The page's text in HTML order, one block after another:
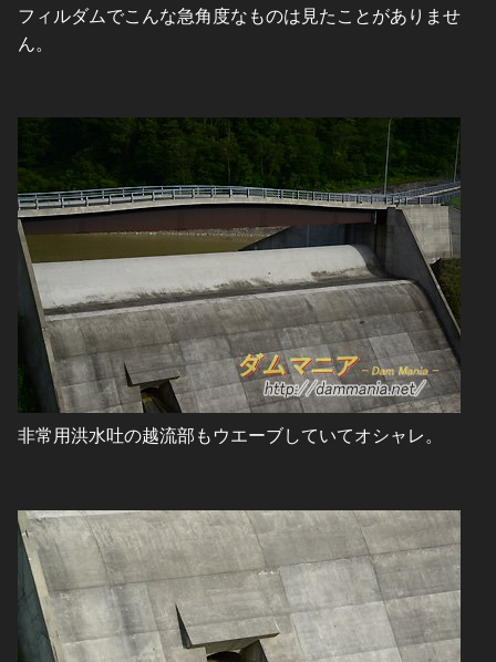
フィルダムでこんな急角度なものは見たことがありませ
ん。
非常用洪水吐の越流部もウエーブしていてオシャレ。